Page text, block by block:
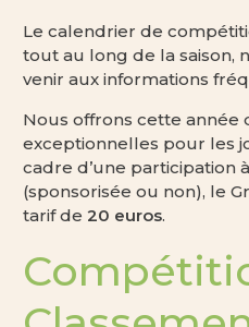
Le calendrier de
tout au long de la saison,
venir aux informations
Nous offrons cette année
exceptionnelles pour les
cadre d’une participation
(sponsorisée ou non), le
tarif de 20 euros.